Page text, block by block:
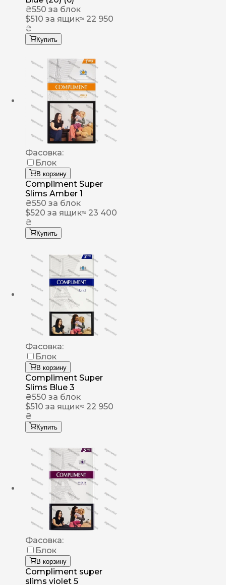
₴550 за блок
$510 за ящик≈ 22 950
₴
Купить
Фасовка:
Блок
В корзину
Compliment Super
Slims Amber 1
₴550 за блок
$520 за ящик≈ 23 400
₴
Купить
Фасовка:
Блок
В корзину
Compliment Super
Slims Blue 3
₴550 за блок
$510 за ящик≈ 22 950
₴
Купить
Фасовка:
Блок
В корзину
Compliment super
slims violet 5